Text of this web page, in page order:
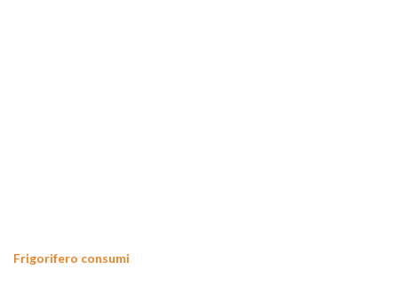
Frigorifero consumi